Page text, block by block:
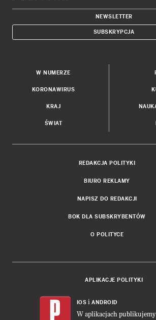
NEWSLETTER
SUBSKRYPCJA
W NUMERZE
KORONAWIRUS
KRAJ
ŚWIAT
REDAKCJA POLITYKI
BIURO REKLAMY
NAPISZ DO REDAKCJI
BOK DLA SUBSKRYBENTÓW
O POLITYCE
APLIKACJE POLITYKI
IOS i ANDROID
W aplikacjach publikujemy